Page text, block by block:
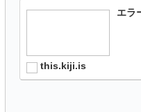
エラ
this.kiji.is